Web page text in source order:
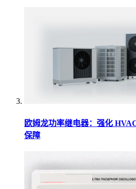
欧姆龙功率继电器：强化
保障